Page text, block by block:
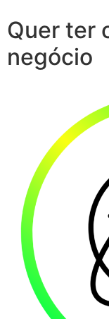
Quer ter
negócio